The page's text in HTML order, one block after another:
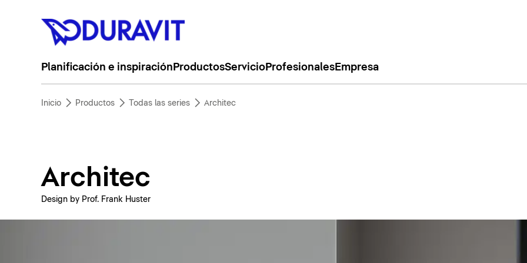
Planificación e inspiración ProductosServicioProfesionalesEmpresa
Inicio Productos Todas las series Architec
Architec
Design by Prof. Frank Huster